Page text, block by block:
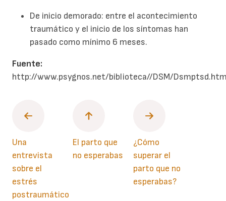
De inicio demorado: entre el acontecimiento
traumático y el inicio de los síntomas han
pasado como mínimo 6 meses.
Fuente:
http://www.psygnos.net/biblioteca//DSM/
Una
entrevista
sobre el
estrés
postraumático
El parto que
no esperabas
¿Cómo
superar el
parto que no
esperabas?